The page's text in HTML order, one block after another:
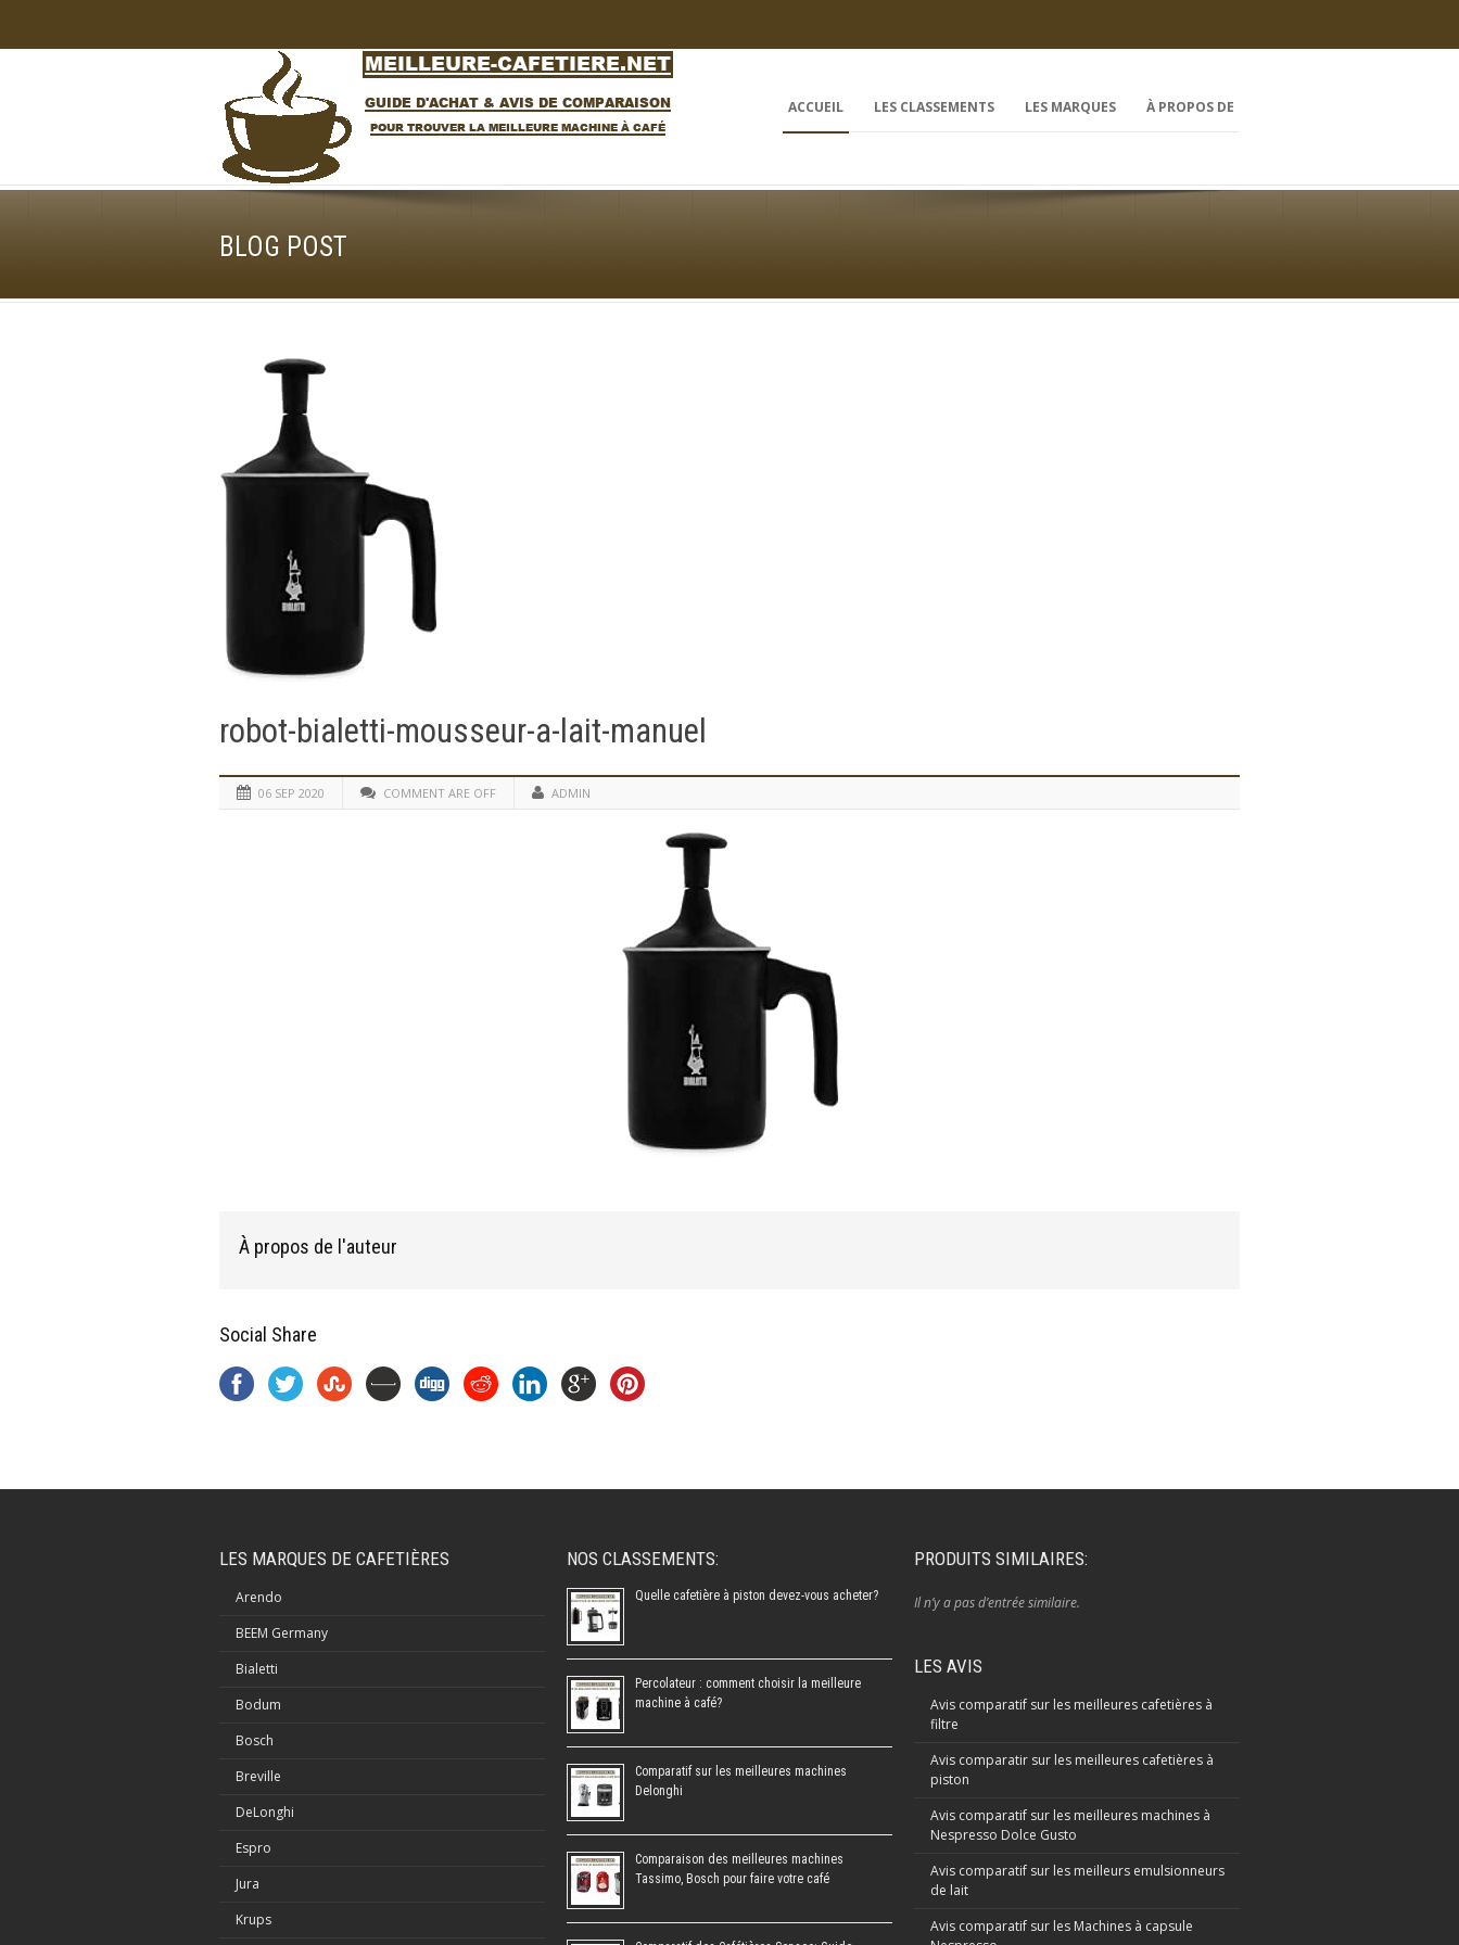
ACCUEIL LES CLASSEMENTS LES MARQUES À PROPOS DE
BLOG POST
robot-bialetti-mousseur-a-lait-manuel
06 SEP 2020 COMMENT ARE OFF ADMIN
À propos de l'auteur
Social Share
LES MARQUES DE CAFETIÈRES
Arendo
BEEM Germany
Bialetti
Bodum
Bosch
Breville
DeLonghi
Espro
Jura
Krups
NOS CLASSEMENTS:
Quelle cafetière à piston devez-vous acheter?
Percolateur : comment choisir la meilleure
machine à café?
Comparatif sur les meilleures machines
Delonghi
Comparaison des meilleures machines
Tassimo, Bosch pour faire votre café
PRODUITS SIMILAIRES:
Il n’y a pas d’entrée similaire.
LES AVIS
Avis comparatif sur les meilleures cafetières à
filtre
Avis comparatir sur les meilleures cafetières à
piston
Avis comparatif sur les meilleures machines à
Nespresso Dolce Gusto
Avis comparatif sur les meilleurs emulsionneurs
de lait
Avis comparatif sur les Machines à capsule